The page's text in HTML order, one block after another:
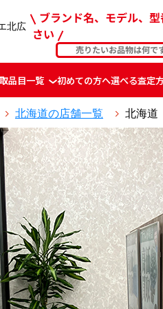
北広
ブランド名、モデル、
さい
品目一覧 初めての方へ選べる査定
北海道の店舗一覧 北海道